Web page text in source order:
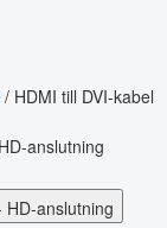
/ HDMI till DVI-kabel